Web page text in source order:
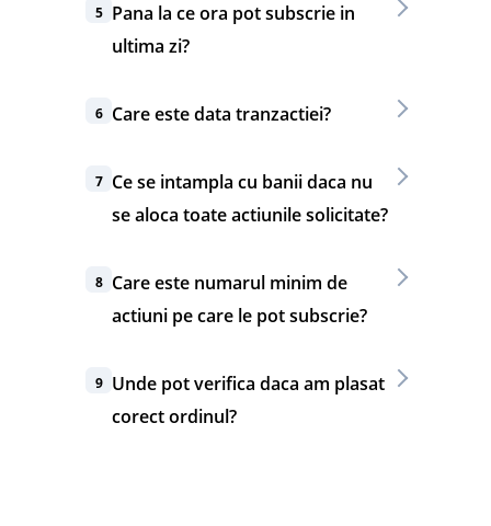
5 Pana la ce ora pot subscrie in
ultima zi?
6 Care este data tranzactiei?
7 Ce se intampla cu banii daca nu
se aloca toate actiunile solicitate?
8 Care este numarul minim de
actiuni pe care le pot subscrie?
9 Unde pot verifica daca am plasat
corect ordinul?